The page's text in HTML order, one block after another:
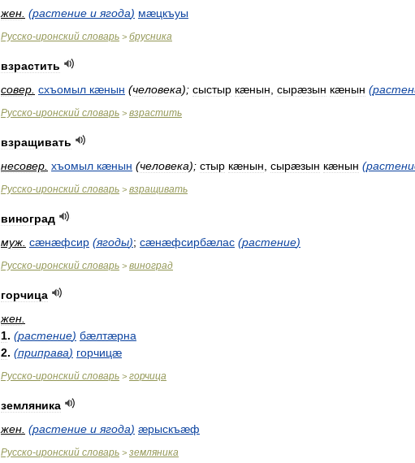
жен (растение и ягода) мæцкъуы
Русско-иронский словарь > брусника
взрастить
совер схъомыл кæнын (человека); сыстыр кæнын сырæзын кæнын (
Русско-иронский словарь > взрастить
взращивать
несовер хъомыл кæнын (человека); стыр кæнын сырæзын кæнын (
Русско-иронский словарь > взращивать
виноград
муж сæнæфсир (ягоды); сæнæфсирбæлас (растение)
Русско-иронский словарь > виноград
горчица
жен
1. (растение) бæлтæрна
2. (приправа) горчицæ
Русско-иронский словарь > горчица
земляника
жен (растение и ягода) æрыскъæф
Русско-иронский словарь > земляника